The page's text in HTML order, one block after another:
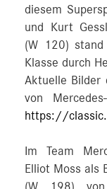
diesem
und Kurt
(W 120)
Klasse durch
Aktuelle Bilder
von
https://
Im Team
Elliot Moss als